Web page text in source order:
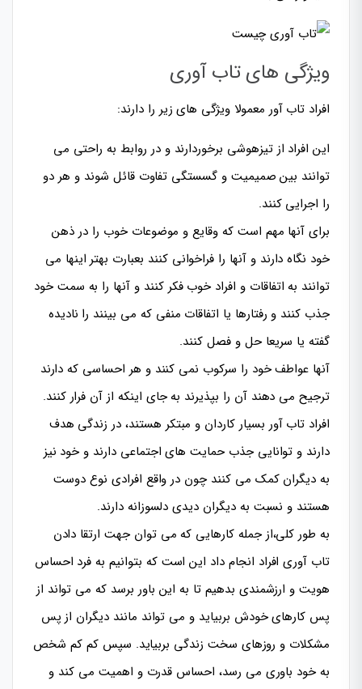
ویژگی های تاب آوری
افراد تاب آور معمولا ویژگی های زیر را دارند:
این افراد از تیزهوشی برخوردارند و در روابط به راحتی می
توانند بین صمیمیت و گسستگی تفاوت قائل شوند و هر دو
را اجرایی کنند.
برای آنها مهم است که وقایع و موضوعات خوب را در ذهن
خود نگاه دارند و آنها را فراخوانی کنند بعبارت بهتر اینها می
توانند به اتفاقات و افراد خوب فکر کنند و آنها را به سمت خود
جذب کنند و رفتارها یا اتفاقات منفی که می بینند را نادیده
گفته یا سریعا حل و فصل کنند.
آنها عواطف خود را سرکوب نمی کنند و هر احساسی که دارند
ترجیح می دهند آن را بپذیرند به جای اینکه از آن فرار کنند.
افراد تاب آور بسیار کاردان و مبتکر هستند، در زندگی هدف
دارند و توانایی جذب حمایت های اجتماعی دارند و خود نیز
به دیگران کمک می کنند چون در واقع افرادی نوع دوست
هستند و نسبت به دیگران دیدی دلسوزانه دارند.
به طور کلی،از جمله کارهایی که می توان جهت ارتقا دادن
تاب آوری افراد انجام داد این است که بتوانیم به فرد احساس
هویت و ارزشمندی بدهیم تا به این باور برسد که می تواند از
پس کارهای خودش بربیاید و می تواند مانند دیگران از پس
مشکلات و روزهای سخت زندگی بربیاید. سپس کم کم شخص
به خود باوری می رسد، احساس قدرت و اهمیت می کند و